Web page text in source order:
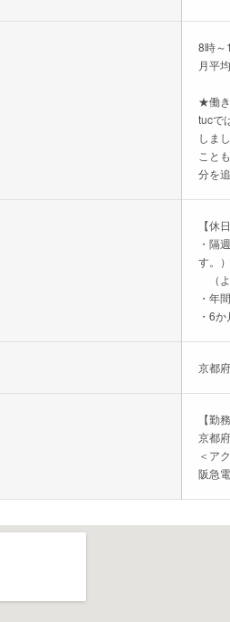
8時～
月平
★働
tucで
しま
こと
分を
【休
・隔
す。）
（
・年
・6
京都
【勤
京都
＜ア
阪急